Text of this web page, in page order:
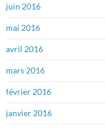
juin 2016
mai 2016
avril 2016
mars 2016
février 2016
janvier 2016